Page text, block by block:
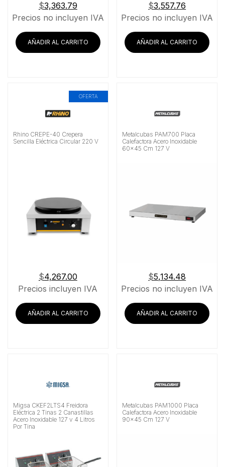
$3,363.79
Precios no incluyen IVA
AÑADIR AL CARRITO
$3,557.76
Precios no incluyen IVA
AÑADIR AL CARRITO
OFERTA
Rhino CREPE-40 Crepera
Sencilla Eléctrica Circular 220 V
$4,267.00
Precios incluyen IVA
AÑADIR AL CARRITO
Metalcubas PAM700 Placa
Calefactora Acero Inoxidable
60×45 Cm 127 V
$5,134.48
Precios no incluyen IVA
AÑADIR AL CARRITO
Migsa CKEF2LTS4 Freidora
Eléctrica 2 Tinas 2 Canastillas
Acero Inoxidable 127 v 4 Litros
Por Tina
Metalcubas PAM1000 Placa
Calefactora Acero Inoxidable
90×45 Cm 127 V